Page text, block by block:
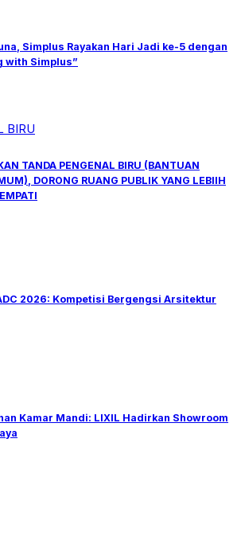
Simplus Rayakan Hari Jadi ke-5 dengan
with Simplus”
TANDA PENGENAL BIRU (BANTUAN
DORONG RUANG PUBLIK YANG LEBIIH
2026: Kompetisi Bergengsi Arsitektur
Kamar Mandi: LIXIL Hadirkan Showroom